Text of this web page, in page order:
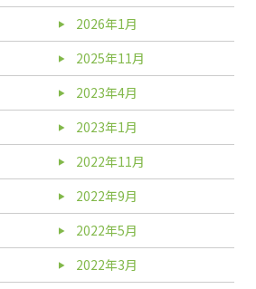
2026年1月
2025年11月
2023年4月
2023年1月
2022年11月
2022年9月
2022年5月
2022年3月